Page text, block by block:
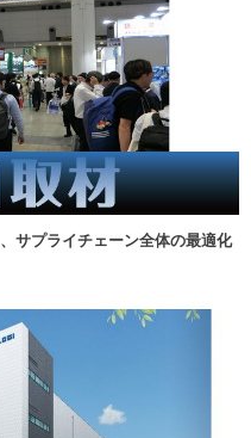
サプライチェーン全体の最適化